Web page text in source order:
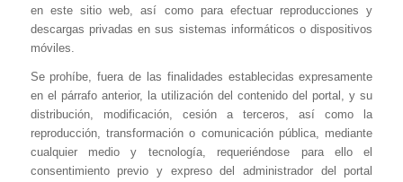
en este sitio web, así como para efectuar reproducciones y
descargas privadas en sus sistemas informáticos o dispositivos
móviles.
Se prohíbe, fuera de las finalidades establecidas expresamente
en el párrafo anterior, la utilización del contenido del portal, y su
distribución, modificación, cesión a terceros, así como la
reproducción, transformación o comunicación pública, mediante
cualquier medio y tecnología, requeriéndose para ello el
consentimiento previo y expreso del administrador del portal